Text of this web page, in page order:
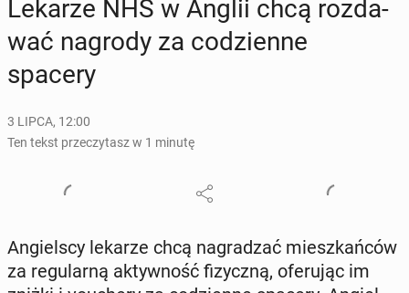
Lekarze NHS w Anglii chcą roz­da­
wać nagrody za co­dzien­ne
spacery
3 LIPCA, 12:00
Ten tekst przeczytasz w 1 minutę
An­giel­scy lekarze chcą na­gra­dzać miesz­kań­ców
za re­gu­lar­ną ak­tyw­ność fi­zycz­ną, ofe­ru­jąc im